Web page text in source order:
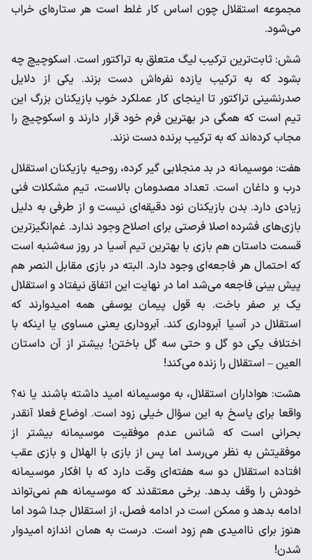
مجموعه استقلال چون اساس کار غلط است هر ستاره‌ای خراب
می‌شود.
شش: ثابت‌ترین ترکیب لیگ متعلق به تراکتور است. اسکوچیچ چه
بشود که به ترکیب یازده نفره‌اش دست بزند. یکی از دلایل
صدرنشینی تراکتور تا اینجای کار عملکرد خوب بازیکنان بزرگ این
تیم است که همگی در بهترین فرم خود قرار دارند و اسکوچیچ را
مجاب کرده‌اند که به ترکیب برنده دست نزند.
هفت: موسیمانه در بد منجلابی گیر کرده، روحیه بازیکنان استقلال
درب و داغان است. تعداد مصدومان بالاست، تیم مشکلات فنی
زیادی دارد. بدن بازیکنان نود دقیقه‌ای نیست و از طرفی به دلیل
بازی‌های فشرده اصلا فرصتی برای اصلاح وجود ندارد. غم‌انگیزترین
قسمت داستان هم بازی با بهترین تیم آسیا در روز سه‌شنبه است
که احتمال هر فاجعه‌ای وجود دارد. البته در بازی مقابل النصر هم
پیش بینی فاجعه می‌شد اما در نهایت این اتفاق نیفتاد و استقلال
یک بر صفر باخت. به قول پیمان یوسفی همه امیدوارند که
استقلال در آسیا آبروداری کند. آبروداری یعنی مساوی یا اینکه با
اختلاف یکی دو گل و حتی سه گل باختن! بیشتر از آن داستان
العین – استقلال را زنده می‌کند!
هشت: هواداران استقلال، به موسیمانه امید داشته باشند یا نه؟
واقعا برای پاسخ به این سؤال خیلی زود است. اوضاع فعلا آنقدر
بحرانی است که شانس عدم موفقیت موسیمانه بیشتر از
موفقیتش به نظر می‌رسد اما پس از بازی با الهلال و بازی عقب
افتاده استقلال دو سه هفته‌ای وقت دارد که با افکار موسیمانه
خودش را وقف بدهد. برخی معتقدند که موسیمانه هم نمی‌تواند
ادامه بدهد و ممکن است در ادامه فصل، از استقلال جدا شود اما
هنوز برای ناامیدی هم زود است. درست به همان اندازه امیدوار
شدن!